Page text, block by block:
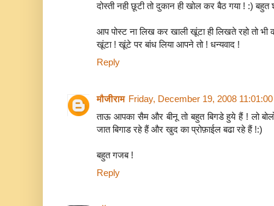
दोस्ती नही छूटी तो दुकान ही खोल कर बैठ गया ! :) बहुत
आप पोस्ट ना लिख कर खाली खूंटा ही लिखते रहो तो
खूंटा ! खूंटे पर बांध लिया आपने तो ! धन्यवाद !
Reply
मौजीराम Friday, December 19, 2008
ताऊ आपका सैम और बीनू तो बहुत बिगडे हुये हैं ! लो
जात बिगाड रहे हैं और खुद का प्रोफ़ाईल बढा रहे हैं !:)
बहुत गजब !
Reply